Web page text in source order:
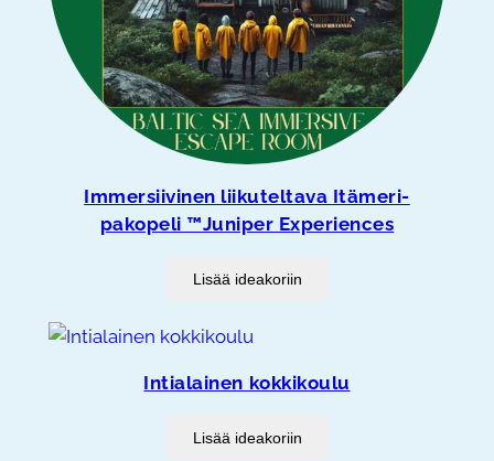
Immersiivinen liikuteltava Itämeri-
pakopeli ™Juniper Experiences
Lisää ideakoriin
Intialainen kokkikoulu
Lisää ideakoriin